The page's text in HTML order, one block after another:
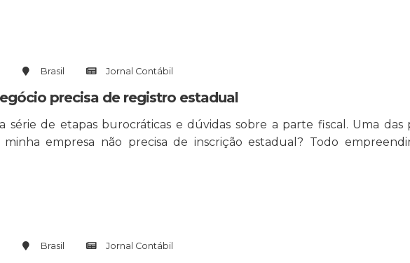
Brasil Jornal Contábil
precisa de registro estadual
de etapas burocráticas e dúvidas sobre a parte fiscal. Uma das
empresa não precisa de inscrição estadual? Todo
Brasil Jornal Contábil